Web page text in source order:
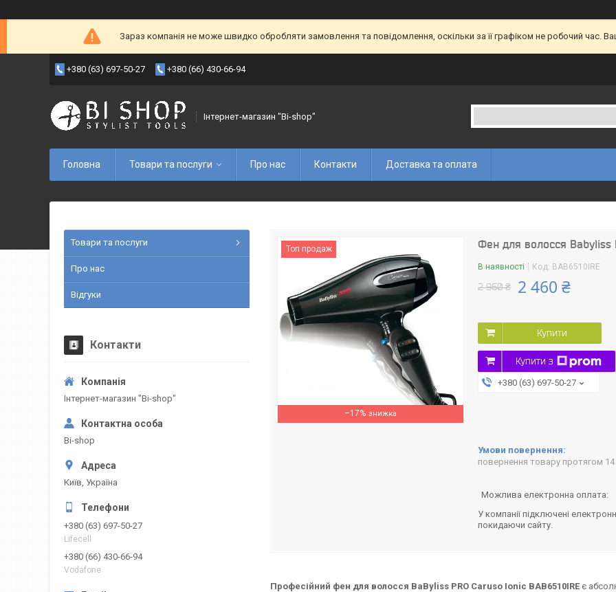
Зараз компанія не може швидко обробляти замовлення та повідомлення, оскільки за її графіком не робочий час.
+380 (63) 697-50-27 +380 (66) 430-66-94
Інтернет-магазин "Bi-shop"
Головна Товари та послуги Про нас Контакти Доставка та оплата
–17%
Топ продаж Фен для волосся Babyliss
В наявності Код: BAB6510IRE
2 960 ₴ 2 460 ₴
Купити
Купити з
+380 (63) 697-50-27
повернення товару протягом
У компанії підключені
покидаючи сайту.
Професійний фен для волосся BaByliss PRO Caruso Ionic BAB6510IRE є
Товари та послуги
Про нас
Відгуки
Контакти
Інтернет-магазин "Bi-shop"
Bi-shop
Київ, Україна
+380 (63) 697-50-27
Lifecell
+380 (66) 430-66-94
Vodafone